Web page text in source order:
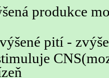
produkce
pití -